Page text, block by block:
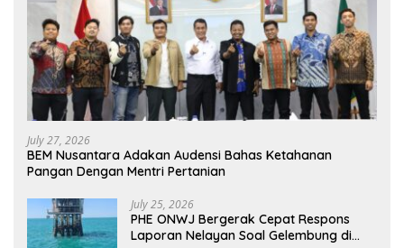
July 27, 2026
BEM Nusantara Adakan Audensi Bahas Ketahanan
Pangan Dengan Mentri Pertanian
July 25, 2026
PHE ONWJ Bergerak Cepat Respons
Laporan Nelayan Soal Gelembung di